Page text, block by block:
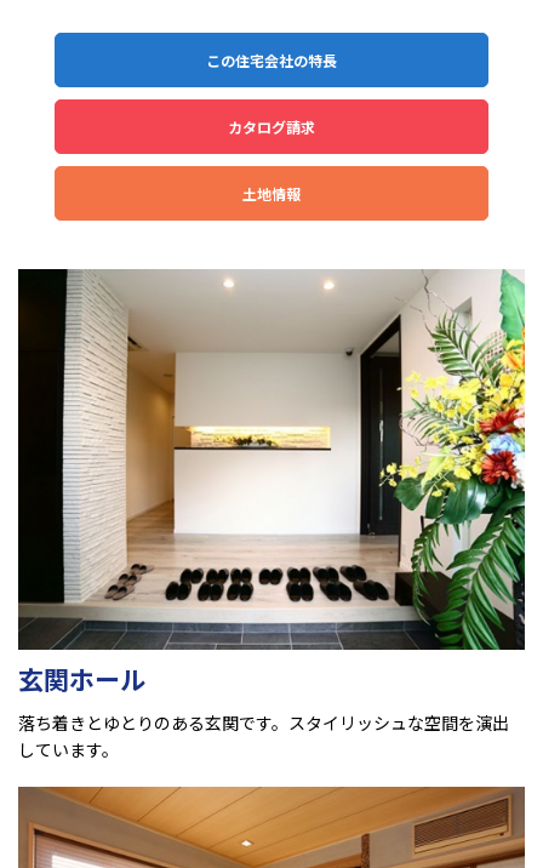
この住宅会社の特長
カタログ請求
土地情報
玄関ホール
落ち着きとゆとりのある玄関です。スタイリッシュな空間を演出
しています。